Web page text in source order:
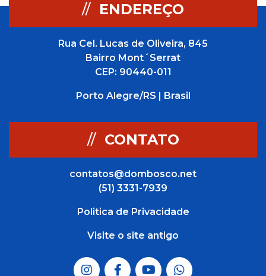
// ENDEREÇO
Rua Cel. Lucas de Oliveira, 845
Bairro Mont´Serrat
CEP: 90440-011
Porto Alegre/RS | Brasil
// CONTATO
contatos@dombosco.net
(51) 3331-7939
Politica de Privacidade
Visite o site antigo